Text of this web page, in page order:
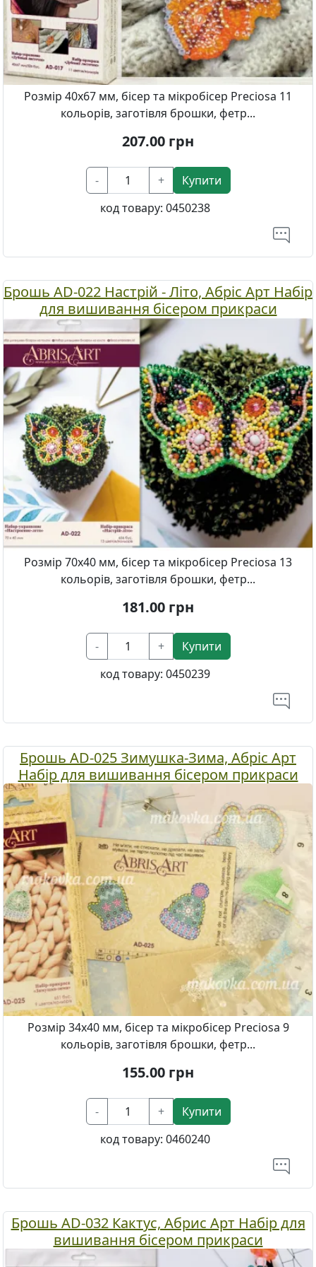
Розмір 40х67 мм, бісер та мікробісер Preciosa 11
кольорів, заготівля брошки, фетр...
207.00 грн
- +
Купити
код товару: 0450238
Брошь AD-022 Настрій - Літо, Абріс Арт Набір
для вишивання бісером прикраси
Розмір 70х40 мм, бісер та мікробісер Preciosa 13
кольорів, заготівля брошки, фетр...
181.00 грн
- +
Купити
код товару: 0450239
Брошь AD-025 Зимушка-Зима, Абріс Арт
Набір для вишивання бісером прикраси
Розмір 34х40 мм, бісер та мікробісер Preciosa 9
кольорів, заготівля брошки, фетр...
155.00 грн
- +
Купити
код товару: 0460240
Брошь AD-032 Кактус, Абрис Арт Набір для
вишивання бісером прикраси